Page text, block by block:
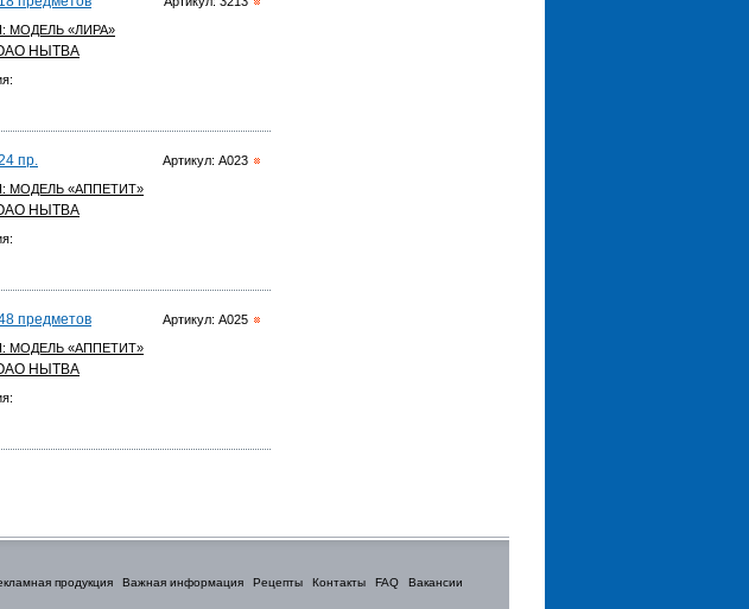
МОДЕЛЬ «ЛИРА»
НЫТВА
Артикул: А023
пр.
МОДЕЛЬ «АППЕТИТ»
НЫТВА
Артикул: А025
предметов
МОДЕЛЬ «АППЕТИТ»
НЫТВА
продукция Важная информация Рецепты Контакты FAQ Вакансии